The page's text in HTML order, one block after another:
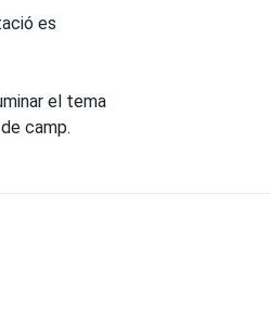
es
el tema
camp.